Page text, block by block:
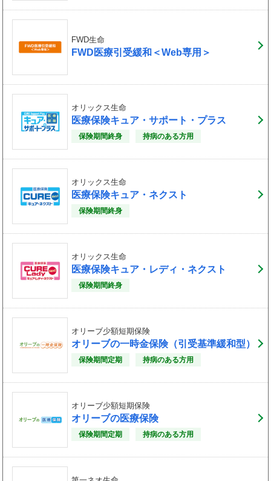
FWD生命
FWD医療引受緩和＜Web専用＞
オリックス生命
医療保険キュア・サポート・プラス
保険期間終身 持病のある方用
オリックス生命
医療保険キュア・ネクスト
保険期間終身
オリックス生命
医療保険キュア・レディ・ネクスト
保険期間終身
オリーブ少額短期保険
オリーブの一時金保険（引受基準緩和型）
保険期間定期 持病のある方用
オリーブ少額短期保険
オリーブの医療保険
保険期間定期 持病のある方用